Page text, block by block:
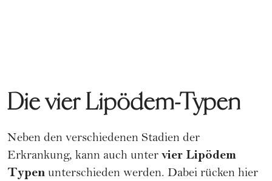
Die vier Lipödem-Typen
Neben den verschiedenen Stadien der
Erkrankung, kann auch unter vier Lipödem
Typen unterschieden werden. Dabei rücken hier